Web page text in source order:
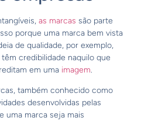
as marcas são parte
porque uma marca bem vista
de qualidade, por exemplo,
credibilidade naquilo que
em uma imagem.
também conhecido como
desenvolvidas pelas
uma marca seja mais